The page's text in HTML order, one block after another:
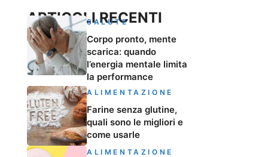
ARTICOLI RECENTI
SALUTE
Corpo pronto, mente
scarica: quando
l’energia mentale limita
la performance
ALIMENTAZIONE
Farine senza glutine,
quali sono le migliori e
come usarle
ALIMENTAZIONE